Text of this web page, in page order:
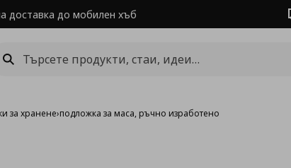
доставка до мобилен хъб
за хранене›подложка за маса, ръчно изработено